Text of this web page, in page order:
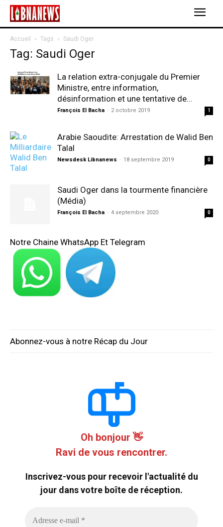
Accueil Tags Saudi Oger
Tag: Saudi Oger
La relation extra-conjugale du Premier
Ministre, entre information,
désinformation et une tentative de...
François El Bacha - 2 octobre 2019 1
Arabie Saoudite: Arrestation de Walid Ben
Talal
Newsdesk Libnanews - 18 septembre 2019 0
Saudi Oger dans la tourmente financière
(Média)
François El Bacha - 4 septembre 2020 0
Notre Chaine WhatsApp Et Telegram
Abonnez-vous à notre Récap du Jour
Oh bonjour 👋
Ravi de vous rencontrer.
Inscrivez-vous pour recevoir l'actualité du
jour dans votre boîte de réception.